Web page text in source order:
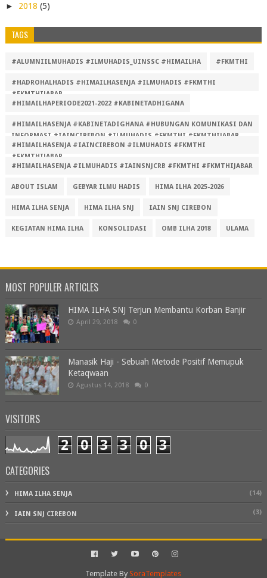
► 2018 (5)
TAGS
#ALUMNIILMUHADIS #ILMUHADIS_UINSSC #HIMAILHA #FKMTHI
#HADROHALHADIS #HIMAILHASENJA #ILMUHADIS #FKMTHI
#FKMTHIJABAR
#HIMAILHAPERIODE2021-2022 #KABINETADHIGANA
#HIMAILHASENJA #KABINETADIGHANA #HUBUNGAN KOMUNIKASI DAN
INFORMASI #IAINCIREBON #ILMUHADIS #FKMTHI #FKMTHIJABAR
#HIMAILHASENJA #IAINCIREBON #ILMUHADIS #FKMTHI
#FKMTHIJABAR
#HIMAILHASENJA #ILMUHADIS #IAINSNJCRB #FKMTHI #FKMTHIJABAR
ABOUT ISLAM GEBYAR ILMU HADIS HIMA ILHA 2025-2026
HIMA ILHA SENJA HIMA ILHA SNJ IAIN SNJ CIREBON
KEGIATAN HIMA ILHA KONSOLIDASI OMB ILHA 2018 ULAMA
MOST POPULER ARTICLES
HIMA ILHA SNJ Terjun Membantu Korban Banjir
April 29, 2018 0
Manasik Haji - Sebuah Metode Positif Memupuk
Ketaqwaan
Agustus 14, 2018 0
VISITORS
2 0 3 3 0 3
CATEGORIES
HIMA ILHA SENJA (14)
IAIN SNJ CIREBON (3)
Template BySoraTemplates